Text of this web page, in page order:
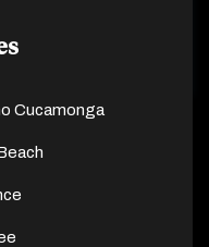
Cucamonga